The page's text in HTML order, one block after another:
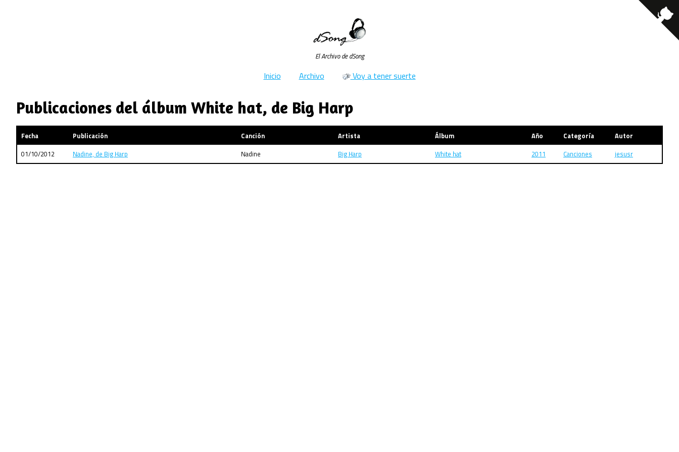
El Archivo de dSong
Inicio Archivo Voy a tener suerte
Publicaciones del álbum White hat, de Big Harp
Fecha Publicación Canción Artista Álbum Año Categoría
Autor
01/10/2012
Nadine, de Big Harp Nadine Big Harp White hat 2011 Canciones jesusr